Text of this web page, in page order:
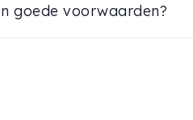
goede voorwaarden?